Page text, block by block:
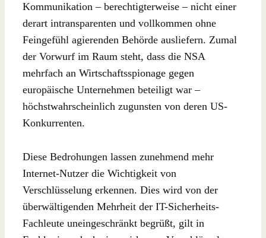
Kommunikation – berechtigterweise – nicht einer
derart intransparenten und vollkommen ohne
Feingefühl agierenden Behörde ausliefern. Zumal
der Vorwurf im Raum steht, dass die NSA
mehrfach an Wirtschaftsspionage gegen
europäische Unternehmen beteiligt war –
höchstwahrscheinlich zugunsten von deren US-
Konkurrenten.
Diese Bedrohungen lassen zunehmend mehr
Internet-Nutzer die Wichtigkeit von
Verschlüsselung erkennen. Dies wird von der
überwältigenden Mehrheit der IT-Sicherheits-
Fachleute uneingeschränkt begrüßt, gilt in